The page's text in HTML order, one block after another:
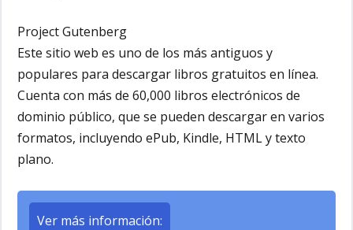
Project Gutenberg
Este sitio web es uno de los más antiguos y
populares para descargar libros gratuitos en línea.
Cuenta con más de 60,000 libros electrónicos de
dominio público, que se pueden descargar en varios
formatos, incluyendo ePub, Kindle, HTML y texto
plano.
Ver más información: